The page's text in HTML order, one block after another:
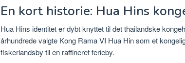
En kort historie: Hua Hins
Hua Hins identitet er dybt knyttet til det thailandske
århundrede valgte Kong Rama VI Hua Hin som et
fiskerlandsby til en raffineret ferieby.